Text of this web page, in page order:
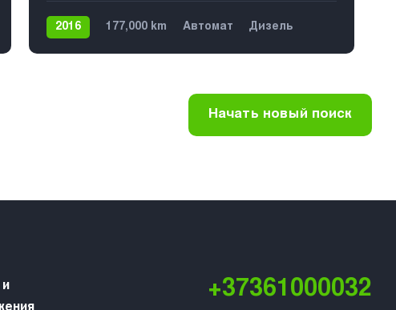
2016 177,000 km Автомат
Дизель
Начать новый поиск
и
+37361000032